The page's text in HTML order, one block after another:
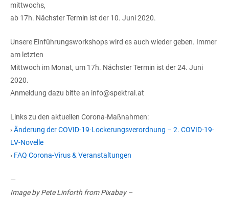
mittwochs,
ab 17h. Nächster Termin ist der 10. Juni 2020.
Unsere Einführungsworkshops wird es auch wieder geben. Immer
am letzten
Mittwoch im Monat, um 17h. Nächster Termin ist der 24. Juni
2020.
Anmeldung dazu bitte an info@spektral.at
Links zu den aktuellen Corona-Maßnahmen:
›Änderung der COVID-19-Lockerungsverordnung – 2. COVID-19-
LV-Novelle
› FAQ Corona-Virus & Veranstaltungen
—
Image by Pete Linforth from Pixabay –